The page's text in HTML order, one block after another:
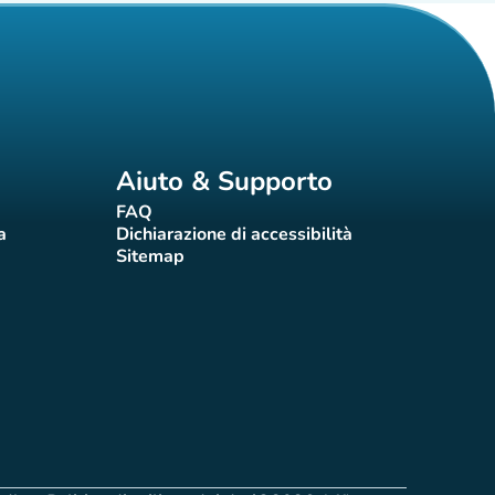
Aiuto & Supporto
FAQ(nuova scheda)
Dichiarazione di accessibilità
(nuova scheda)
Sitemap(nuova scheda)